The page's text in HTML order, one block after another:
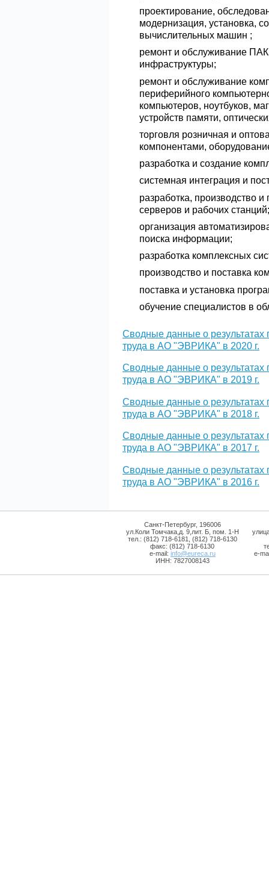
проектирование,
модернизация, установка,
вычислительных машин ;
ремонт и обслуживание
инфраструктуры;
ремонт и обслуживание
периферийного
компьютеров, ноутбуков,
устройств памяти,
торговля розничная и
компонентами,
разработка и создание
системная интеграция и
разработка, производство
серверов и рабочих станций;
организация
поиска информации;
разработка комплексных
производство и поставка
поставка и установка
обучение специалистов в
Сводные данные о результатах
труда в АО "ЭВРИКА" в 2020 г.
Сводные данные о результатах
труда в АО "ЭВРИКА" в 2019 г.
Сводные данные о результатах
труда в АО "ЭВРИКА" в 2018 г.
Сводные данные о результатах
труда в АО "ЭВРИКА" в 2017 г.
Сводные данные о результатах
труда в АО "ЭВРИКА" в 2016 г.
Санкт-Петербург, 196006
ул.Коли Томчака,д. 9,лит. Б, пом. 1-Н
тел.: (812) 718-6181, (812) 718-6130
факс: (812) 718-6130
e-mail: info@eureca.ru
ИНН: 7827008143
e-